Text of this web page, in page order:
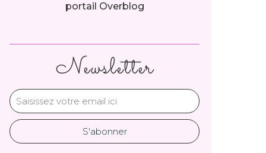
Newsletter
portail Overblog